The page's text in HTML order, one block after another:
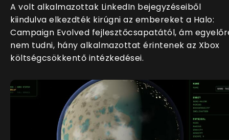
A volt alkalmazottak LinkedIn bejegyzéseiből
kiindulva elkezdték kirúgni az embereket a Halo:
Campaign Evolved fejlesztőcsapatától, ám
nem tudni, hány alkalmazottat érintenek az Xbox
költségcsökkentő intézkedései.